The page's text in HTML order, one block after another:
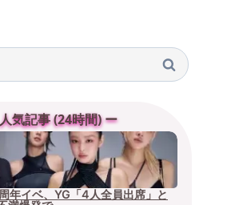
気記事 (24時間) ー
年イベ、YG「4人全員出席」と